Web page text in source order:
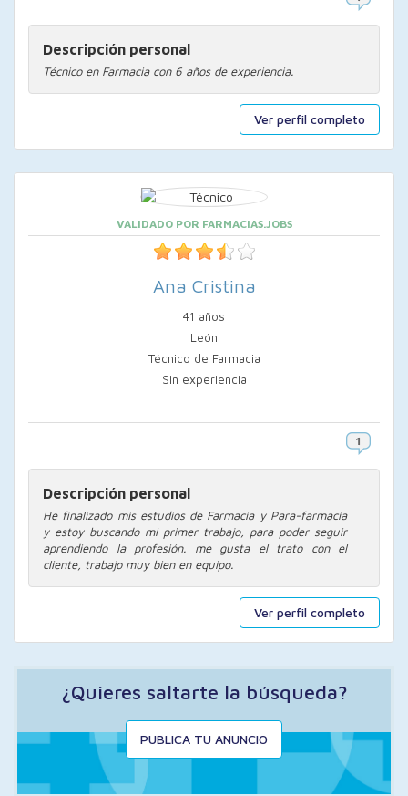
Ver perfil completo
Descripción personal
Técnico en Farmacia con 6 años de experiencia.
Ver perfil completo
VALIDADO POR FARMACIAS.JOBS
Ana Cristina
41 años
León
Técnico de Farmacia
Sin experiencia
Descripción personal
He finalizado mis estudios de Farmacia y Para-farmacia
y estoy buscando mi primer trabajo, para poder seguir
aprendiendo la profesión. me gusta el trato con el
cliente, trabajo muy bien en equipo.
¿Quieres saltarte la búsqueda?
PUBLICA TU ANUNCIO